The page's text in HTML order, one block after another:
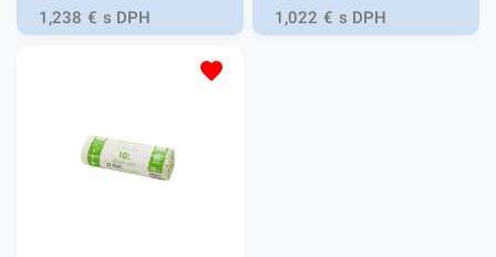
uskladňovaní, pri balíkovej
preprave, pri archivácii, v
1,238 € s DPH 1,022 € s DPH